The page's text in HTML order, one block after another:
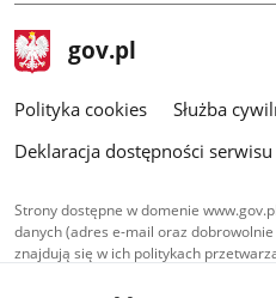
stopka
gov.pl Strona
gov.pl
gov.pl
Polityka cookies Służba
Deklaracja dostępności
Strony dostępne w domenie
danych (adres e-mail oraz
znajdują się w ich politykach